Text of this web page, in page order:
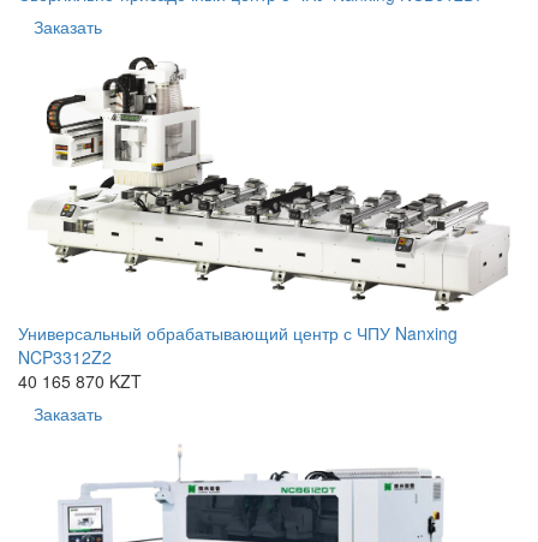
Заказать
Универсальный обрабатывающий центр с ЧПУ Nanxing
NCP3312Z2
40 165 870 KZT
Заказать